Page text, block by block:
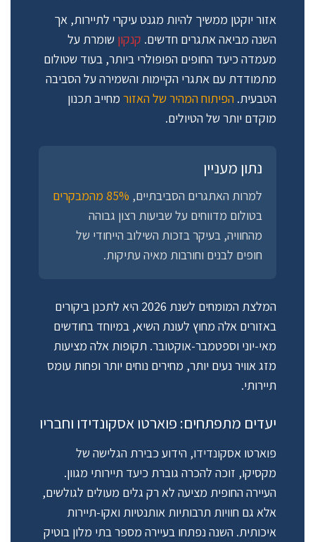
אזור יוקטן ממשיך להיות מגנט עיקרי לתיירות, אך
השנה מביאה אתגרים חדשים. קנקון שומרת על
מעמדה כיעד החופים הפופולרי ביותר, בעוד שטולום
מתמודדת עם אתגרי הקיימות והשמירה על הסביבה
הטבעית. הפיתוח המהיר של האזור מחייב תכנון
מוקדם יותר של הטיולים.
נתון מעניין
למרות האתגרים הסביבתיים, 85% מהמבקרים
בטולום מדווחים על שביעות רצון גבוהה
מהחוויה, בעיקר בזכות השילוב הייחודי של
חופים לבנים וחורבות מאיה עתיקות.
המלצת המומחים לשנת 2026 היא לתכנן ביקורים
באזורים אלה מחוץ לעונת השיא, במיוחד בחודשים
מאי-יוני וספטמבר-אוקטובר. תקופות אלה מציעות
מזג אוויר נעים יותר, מחירים נוחים יותר ופחות עומס
תיירותי.
יעדים מתפתחים: פוארטו אסקונדידו וחבריו
פוארטו אסקונדידו, הידוע כבירת הגלישה של
מקסיקו, זוכה להכרה גוברת כיעד תיירותי מגוון.
העיירה החופית מציעה לא רק גלים מעולים לגולשים,
אלא גם חוויות תרבותיות אותנטיות ואקו-תיירות
איכותית. השנה נפתחו בעיירה מספר בתי מלון בוטיק